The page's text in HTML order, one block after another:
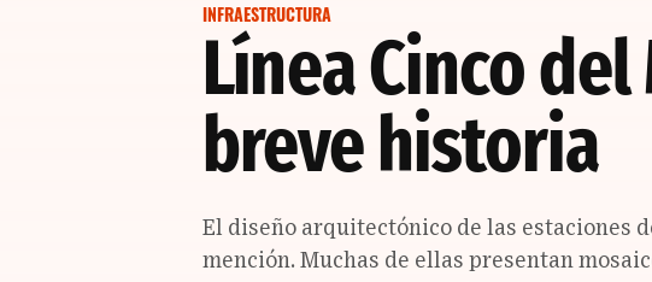
INFRAESTRUCTURA
Línea Cinco
breve historia
El diseño arquitectónico de las estaciones
mención. Muchas de ellas presentan